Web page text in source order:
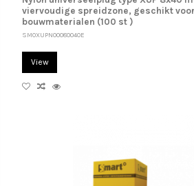
viervoudige spreidzone, geschikt
bouwmaterialen (100 st )
SM0XUPN00080040E
View